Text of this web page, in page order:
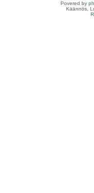
Povered by
Käännös,